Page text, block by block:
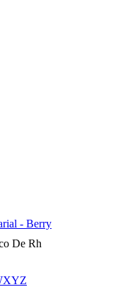
- Berry
De Rh
XYZ